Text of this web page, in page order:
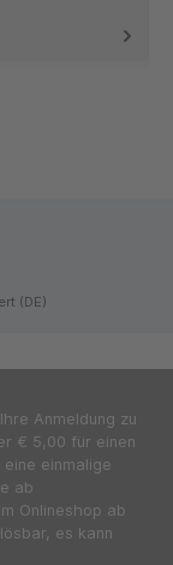
(DE)
Anmeldung zu
€ 5,00 für einen
einmalige
ab
Onlineshop ab
es kann